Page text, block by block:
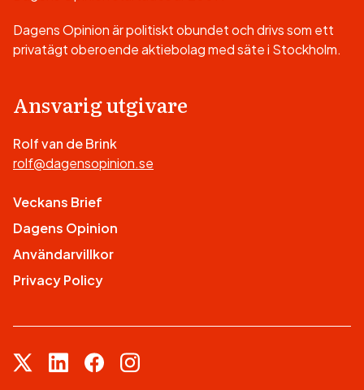
Dagens Opinion är politiskt obundet och drivs som ett
privatägt oberoende aktiebolag med säte i Stockholm.
Ansvarig utgivare
Rolf van de Brink
rolf@dagensopinion.se
Veckans Brief
Dagens Opinion
Användarvillkor
Privacy Policy